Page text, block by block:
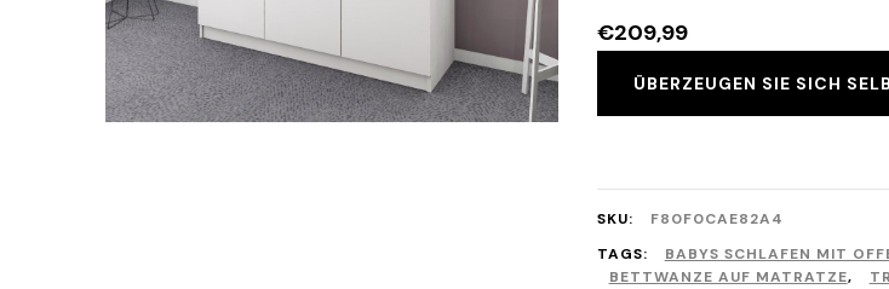
€209,99
ÜBERZEUGEN SIE SICH
SKU:
F80F0CAE82A4
TAGS:
BABYS SCHLAFEN MIT
BETTWANZE AUF MATRATZE,